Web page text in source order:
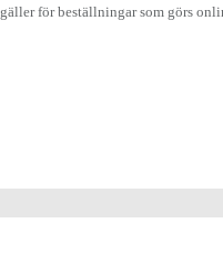
gäller för beställningar som görs